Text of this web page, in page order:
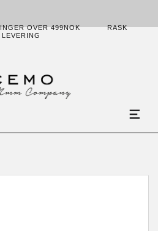
OVER 499NOK
RASK
LEVERING